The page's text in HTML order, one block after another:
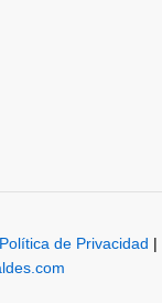
de Privacidad |